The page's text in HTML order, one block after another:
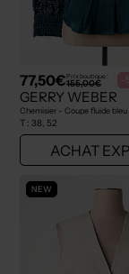
77,50€Prix boutique :
155,00€ -
GERRY WEBER
Chemisier - Coupe fluide bleu
T : 38, 52
ACHAT
NEW